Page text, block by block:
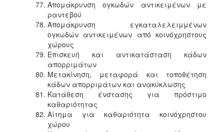
Απομάκρυνση ογκωδών αντικειμένων με
ραντεβού
Απομάκρυνση εγκαταλελειμμένων
ογκωδών αντικειμένων από κοινόχρηστους
χώρους
Επισκευή και αντικατάσταση κάδων
απορριμάτων
Μετακίνηση, μεταφορά και τοποθέτηση
κάδων απορριμάτων και ανακύκλωσης
Κατάθεση ένστασης για πρόστιμο
καθαριότητας
Αίτημα για καθαριότητα κοινόχρηστου
χώρου